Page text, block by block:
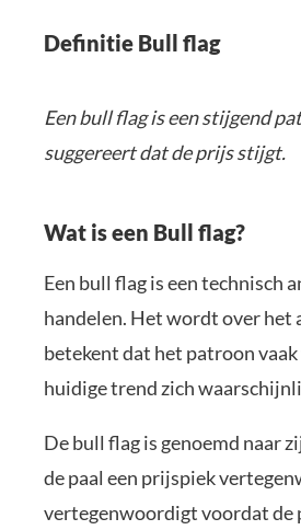
Definitie Bull flag
Een bull flag is een stijgend
suggereert dat de prijs stijgt.
Wat is een Bull flag?
Een bull flag is een technisch
handelen. Het wordt over het
betekent dat het patroon
huidige trend zich
De bull flag is genoemd naar
de paal een prijspiek
vertegenwoordigt voordat de